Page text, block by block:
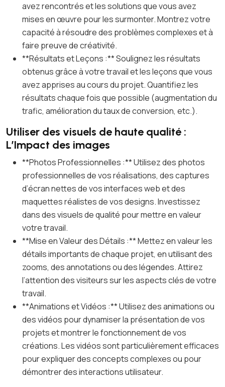
avez rencontrés et les solutions que vous avez
mises en œuvre pour les surmonter. Montrez votre
capacité à résoudre des problèmes complexes et à
faire preuve de créativité.
**Résultats et Leçons :** Soulignez les résultats
obtenus grâce à votre travail et les leçons que vous
avez apprises au cours du projet. Quantifiez les
résultats chaque fois que possible (augmentation du
trafic, amélioration du taux de conversion, etc.).
Utiliser des visuels de haute qualité :
L’Impact des images
**Photos Professionnelles :** Utilisez des photos
professionnelles de vos réalisations, des captures
d’écran nettes de vos interfaces web et des
maquettes réalistes de vos designs. Investissez
dans des visuels de qualité pour mettre en valeur
votre travail.
**Mise en Valeur des Détails :** Mettez en valeur les
détails importants de chaque projet, en utilisant des
zooms, des annotations ou des légendes. Attirez
l’attention des visiteurs sur les aspects clés de votre
travail.
**Animations et Vidéos :** Utilisez des animations ou
des vidéos pour dynamiser la présentation de vos
projets et montrer le fonctionnement de vos
créations. Les vidéos sont particulièrement efficaces
pour expliquer des concepts complexes ou pour
démontrer des interactions utilisateur.